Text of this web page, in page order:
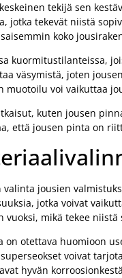
tekijä sen
jotka tekevät niistä
koko
kuormitustilanteissa,
väsymistä, joten
muotoilu voi vaikuttaa
kuten jousen
että jousen pinta on
jousien
jotka voivat
vuoksi, mikä tekee
on otettava huomioon
voivat
hyvän